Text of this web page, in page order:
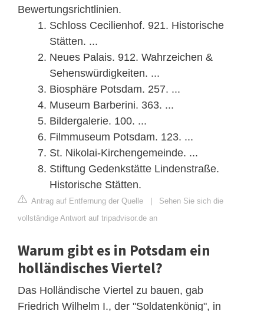
Bewertungsrichtlinien.
Schloss Cecilienhof. 921. Historische
Stätten. ...
Neues Palais. 912. Wahrzeichen &
Sehenswürdigkeiten. ...
Biosphäre Potsdam. 257. ...
Museum Barberini. 363. ...
Bildergalerie. 100. ...
Filmmuseum Potsdam. 123. ...
St. Nikolai-Kirchengemeinde. ...
Stiftung Gedenkstätte Lindenstraße.
Historische Stätten.
Antrag auf Entfernung der Quelle | Sehen Sie sich die
vollständige Antwort auf tripadvisor.de an
Warum gibt es in Potsdam ein
holländisches Viertel?
Das Holländische Viertel zu bauen, gab
Friedrich Wilhelm I., der "Soldatenkönig", in